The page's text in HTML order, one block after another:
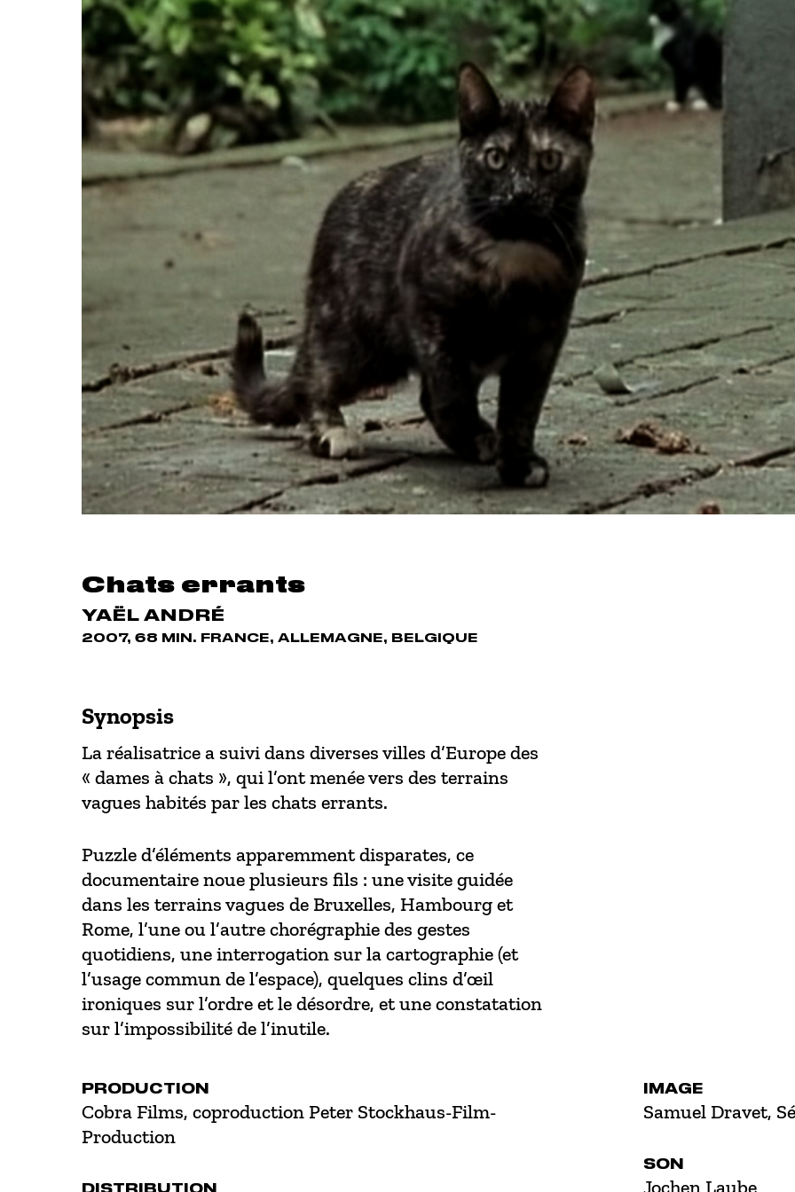
Chats errants
YAËL ANDRÉ
2007, 68 MIN. FRANCE, ALLEMAGNE, BELGIQUE
Synopsis
La réalisatrice a suivi dans diverses villes d’Europe des
« dames à chats », qui l’ont menée vers des terrains
vagues habités par les chats errants.
Puzzle d’éléments apparemment disparates, ce
documentaire noue plusieurs fils : une visite guidée
dans les terrains vagues de Bruxelles, Hambourg et
Rome, l’une ou l’autre chorégraphie des gestes
quotidiens, une interrogation sur la cartographie (et
l’usage commun de l’espace), quelques clins d’œil
ironiques sur l’ordre et le désordre, et une constatation
sur l’impossibilité de l’inutile.
PRODUCTION
Cobra Films, coproduction Peter Stockhaus-Film-
Production
IMAGE
Samuel Dravet,
SON
Jochen Laube